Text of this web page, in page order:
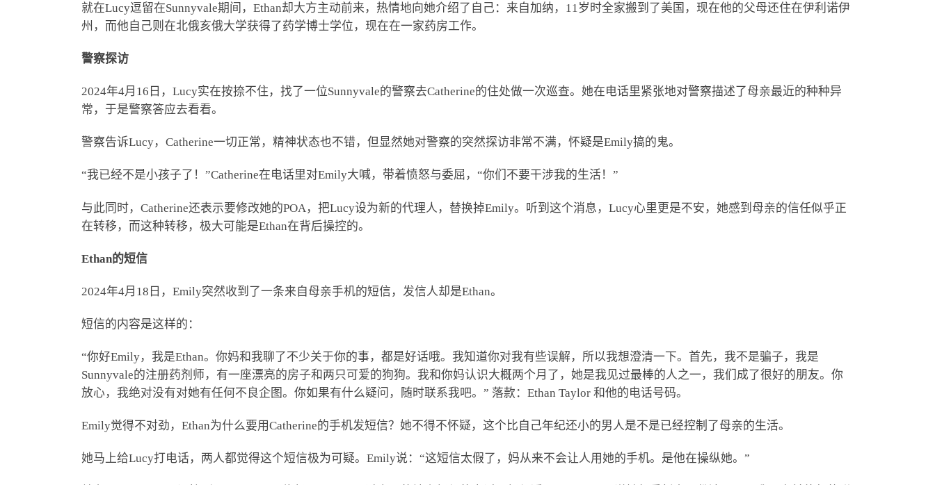
就在Lucy逗留在Sunnyvale期间，Ethan却大方主动前来，热情地向她介绍了自己：来自加纳，11岁时全家搬到了美国，现在他的父母还住在伊利诺伊
州，而他自己则在北俄亥俄大学获得了药学博士学位，现在在一家药房工作。
警察探访
2024年4月16日，Lucy实在按捺不住，找了一位Sunnyvale的警察去Catherine的住处做一次巡查。她在电话里紧张地对警察描述了母亲最近的种种异
常，于是警察答应去看看。
警察告诉Lucy，Catherine一切正常，精神状态也不错，但显然她对警察的突然探访非常不满，怀疑是Emily搞的鬼。
“我已经不是小孩子了！”Catherine在电话里对Emily大喊，带着愤怒与委屈，“你们不要干涉我的生活！”
与此同时，Catherine还表示要修改她的POA，把Lucy设为新的代理人，替换掉Emily。听到这个消息，Lucy心里更是不安，她感到母亲的信任似乎正
在转移，而这种转移，极大可能是Ethan在背后操控的。
Ethan的短信
2024年4月18日，Emily突然收到了一条来自母亲手机的短信，发信人却是Ethan。
短信的内容是这样的：
“你好Emily，我是Ethan。你妈和我聊了不少关于你的事，都是好话哦。我知道你对我有些误解，所以我想澄清一下。首先，我不是骗子，我是
Sunnyvale的注册药剂师，有一座漂亮的房子和两只可爱的狗狗。我和你妈认识大概两个月了，她是我见过最棒的人之一，我们成了很好的朋友。你
放心，我绝对没有对她有任何不良企图。你如果有什么疑问，随时联系我吧。” 落款：Ethan Taylor 和他的电话号码。
Emily觉得不对劲，Ethan为什么要用Catherine的手机发短信？她不得不怀疑，这个比自己年纪还小的男人是不是已经控制了母亲的生活。
她马上给Lucy打电话，两人都觉得这个短信极为可疑。Emily说：“这短信太假了，妈从来不会让人用她的手机。是他在操纵她。”